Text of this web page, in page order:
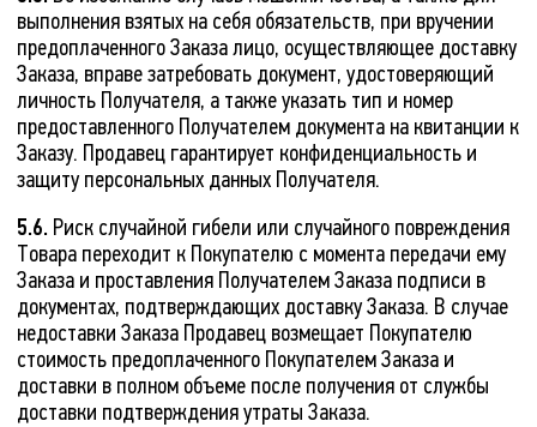
выполнения взятых на себя обязательств, при вручении
предоплаченного Заказа лицо, осуществляющее доставку
Заказа, вправе затребовать документ, удостоверяющий
личность Получателя, а также указать тип и номер
предоставленного Получателем документа на квитанции к
Заказу. Продавец гарантирует конфиденциальность и
защиту персональных данных Получателя.
5.6. Риск случайной гибели или случайного повреждения
Товара переходит к Покупателю с момента передачи ему
Заказа и проставления Получателем Заказа подписи в
документах, подтверждающих доставку Заказа. В случае
недоставки Заказа Продавец возмещает Покупателю
стоимость предоплаченного Покупателем Заказа и
доставки в полном объеме после получения от службы
доставки подтверждения утраты Заказа.